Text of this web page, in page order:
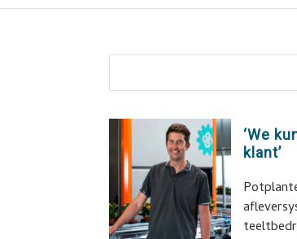
‘We
klant’